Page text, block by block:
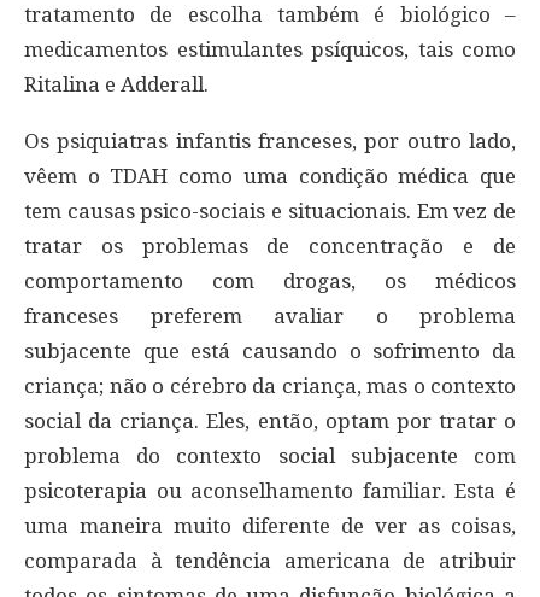
tratamento de escolha também é biológico –
medicamentos estimulantes psíquicos, tais como
Ritalina e Adderall.
Os psiquiatras infantis franceses, por outro lado,
vêem o TDAH como uma condição médica que
tem causas psico-sociais e situacionais. Em vez de
tratar os problemas de concentração e de
comportamento com drogas, os médicos
franceses preferem avaliar o problema
subjacente que está causando o sofrimento da
criança; não o cérebro da criança, mas o contexto
social da criança. Eles, então, optam por tratar o
problema do contexto social subjacente com
psicoterapia ou aconselhamento familiar. Esta é
uma maneira muito diferente de ver as coisas,
comparada à tendência americana de atribuir